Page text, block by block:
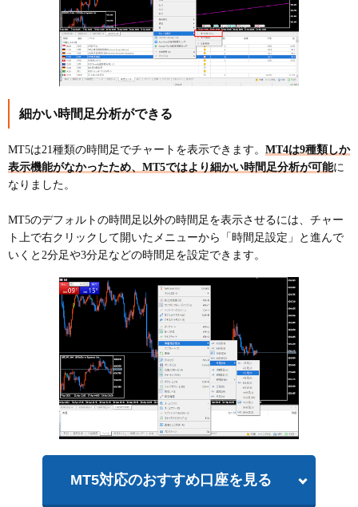
細かい時間足分析ができる
MT5は21種類の時間足でチャートを表示できます。 MT4は9種類しか
表示機能がなかったため、MT5ではより細かい時間足分析が可能に
なりました。
MT5のデフォルトの時間足以外の時間足を表示させるには、チャー
ト上で右クリックして開いたメニューから「時間足設定」と進んで
いくと2分足や3分足などの時間足を設定できます。
MT5対応のおすすめ口座を見る